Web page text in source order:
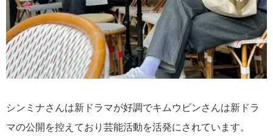
シンミナさんは新ドラマが好調でキムウビンさんは新ドラ
マの公開を控えており芸能活動を活発にされています。